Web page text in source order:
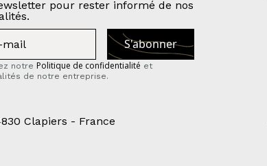
pour rester informé de nos
notre Politique de confidentialité et
de notre entreprise.
Clapiers - France